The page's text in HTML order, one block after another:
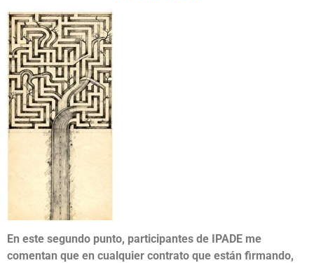
En este segundo punto, participantes de IPADE me
comentan que en cualquier contrato que están firmando,